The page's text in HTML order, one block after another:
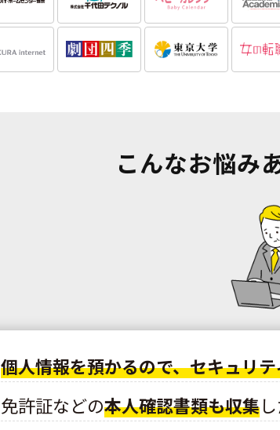
こんなお悩み
個人情報を預かるので、セキュリ
免許証などの本人確認書類も収集